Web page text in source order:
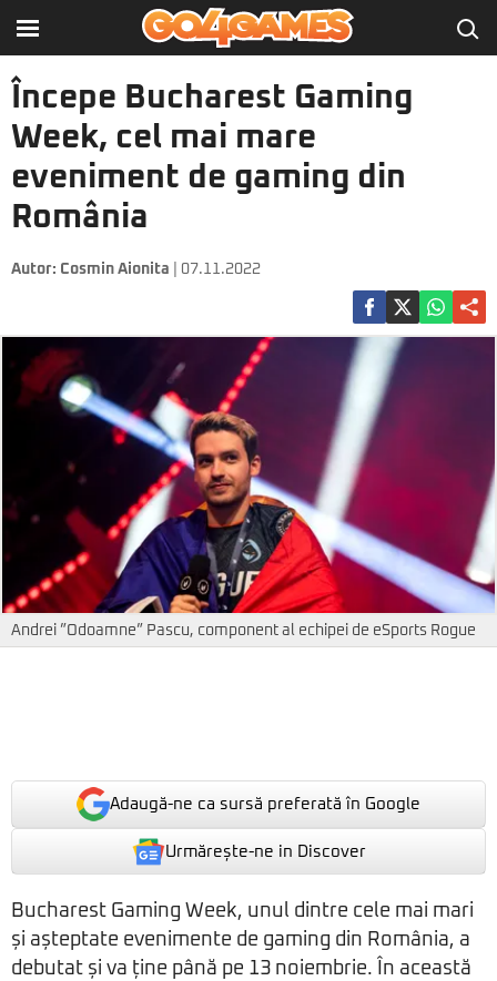
Începe Bucharest Gaming
Week, cel mai mare
eveniment de gaming din
România
Autor: Cosmin Aionita | 07.11.2022
Andrei ”Odoamne” Pascu, component al echipei de eSports Rogue
Adaugă-ne ca sursă preferată în Google
Urmărește-ne in Discover
Bucharest Gaming Week, unul dintre cele mai mari
și așteptate evenimente de gaming din România, a
debutat și va ține până pe 13 noiembrie. În această